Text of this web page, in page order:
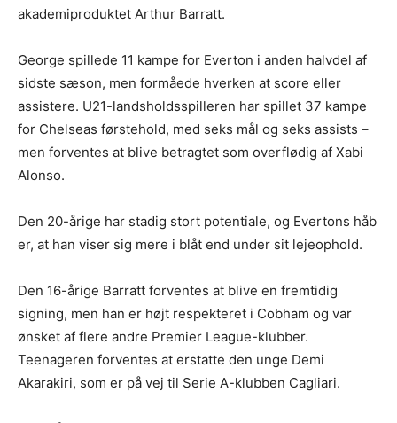
akademiproduktet Arthur Barratt.
George spillede 11 kampe for Everton i anden halvdel af
sidste sæson, men formåede hverken at score eller
assistere. U21-landsholdsspilleren har spillet 37 kampe
for Chelseas førstehold, med seks mål og seks assists –
men forventes at blive betragtet som overflødig af Xabi
Alonso.
Den 20-årige har stadig stort potentiale, og Evertons håb
er, at han viser sig mere i blåt end under sit lejeophold.
Den 16-årige Barratt forventes at blive en fremtidig
signing, men han er højt respekteret i Cobham og var
ønsket af flere andre Premier League-klubber.
Teenageren forventes at erstatte den unge Demi
Akarakiri, som er på vej til Serie A-klubben Cagliari.